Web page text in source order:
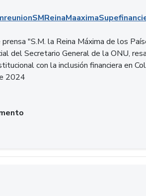
prensa "S.M. la Reina Máxima de los
del Secretario General de la ONU,
con la inclusión financiera en
2024